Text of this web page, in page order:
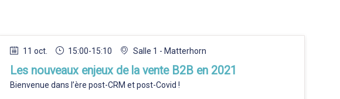
11 oct. 15:00-15:10 Salle 1 - Matterhorn
Les nouveaux enjeux de la vente B2B en 2021
Bienvenue dans l’ère post-CRM et post-Covid !